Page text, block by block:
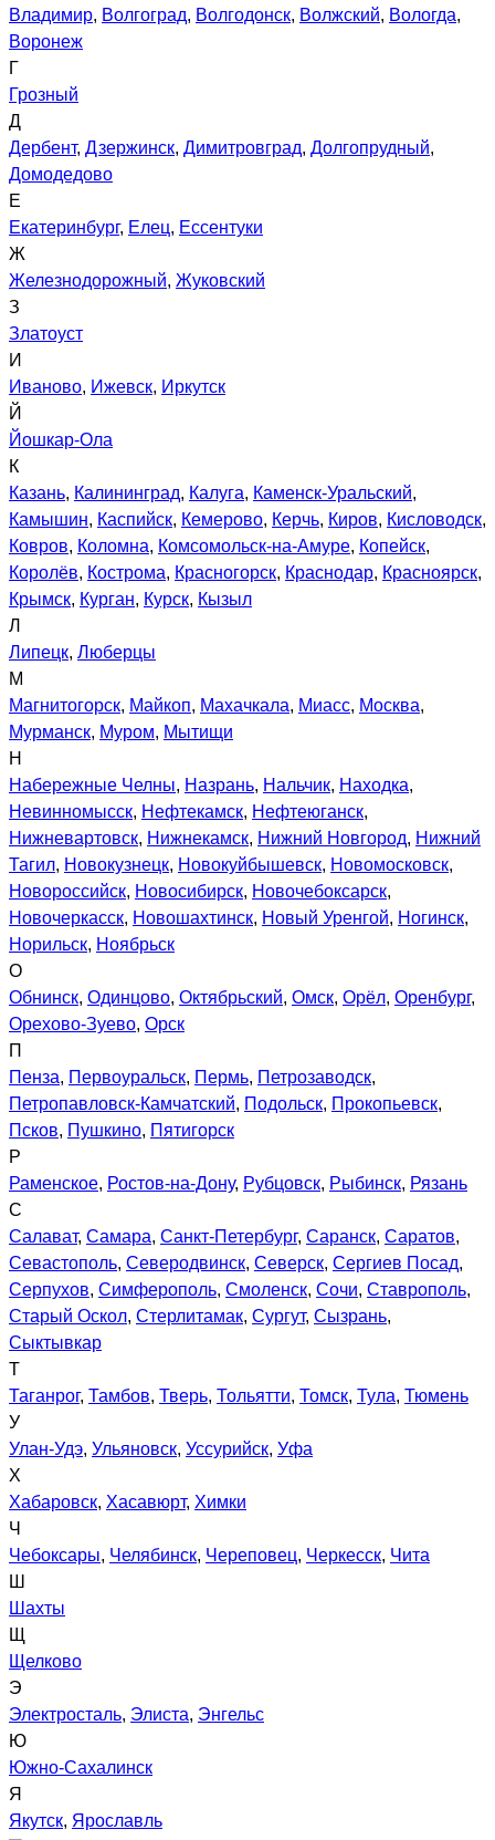
Владимир, Волгоград, Волгодонск, Волжский, Вологда,
Воронеж
Г
Грозный
Д
Дербент, Дзержинск, Димитровград, Долгопрудный,
Домодедово
Е
Екатеринбург, Елец, Ессентуки
Ж
Железнодорожный, Жуковский
З
Златоуст
И
Иваново, Ижевск, Иркутск
Й
Йошкар-Ола
К
Казань, Калининград, Калуга, Каменск-Уральский,
Камышин, Каспийск, Кемерово, Керчь, Киров, Кисловодск,
Ковров, Коломна, Комсомольск-на-Амуре, Копейск,
Королёв, Кострома, Красногорск, Краснодар, Красноярск,
Крымск, Курган, Курск, Кызыл
Л
Липецк, Люберцы
М
Магнитогорск, Майкоп, Махачкала, Миасс, Москва,
Мурманск, Муром, Мытищи
Н
Набережные Челны, Назрань, Нальчик, Находка,
Невинномысск, Нефтекамск, Нефтеюганск,
Нижневартовск, Нижнекамск, Нижний Новгород, Нижний
Тагил, Новокузнецк, Новокуйбышевск, Новомосковск,
Новороссийск, Новосибирск, Новочебоксарск,
Новочеркасск, Новошахтинск, Новый Уренгой, Ногинск,
Норильск, Ноябрьск
О
Обнинск, Одинцово, Октябрьский, Омск, Орёл, Оренбург,
Орехово-Зуево, Орск
П
Пенза, Первоуральск, Пермь, Петрозаводск,
Петропавловск-Камчатский, Подольск, Прокопьевск,
Псков, Пушкино, Пятигорск
Р
Раменское, Ростов-на-Дону, Рубцовск, Рыбинск, Рязань
С
Салават, Самара, Санкт-Петербург, Саранск, Саратов,
Севастополь, Северодвинск, Северск, Сергиев Посад,
Серпухов, Симферополь, Смоленск, Сочи, Ставрополь,
Старый Оскол, Стерлитамак, Сургут, Сызрань,
Сыктывкар
Т
Таганрог, Тамбов, Тверь, Тольятти, Томск, Тула, Тюмень
У
Улан-Удэ, Ульяновск, Уссурийск, Уфа
Х
Хабаровск, Хасавюрт, Химки
Ч
Чебоксары, Челябинск, Череповец, Черкесск, Чита
Ш
Шахты
Щ
Щелково
Э
Электросталь, Элиста, Энгельс
Ю
Южно-Сахалинск
Я
Якутск, Ярославль